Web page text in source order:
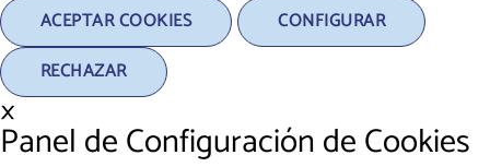
ACEPTAR COOKIES
CONFIGURAR
RECHAZAR
×
Panel de Configuración de Cookies